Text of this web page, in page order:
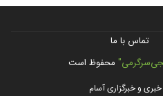
تماس با ما
محفوظ است
و خبرگزاری آسام